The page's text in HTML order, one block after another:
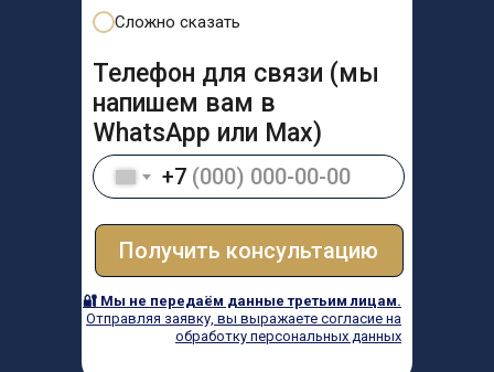
🔐 Мы не передаём данные третьим лицам.
Отправляя заявку, вы выражаете согласие на
обработку персональных данных
Сложно сказать
Телефон для связи (мы
напишем вам в
WhatsApp или Max)
+7
Получить консультацию